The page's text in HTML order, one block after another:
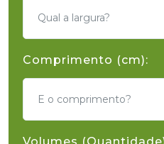
Comprimento (cm):